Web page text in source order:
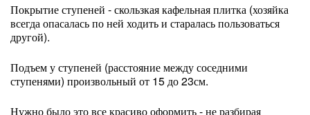
Покрытие ступеней - скользкая кафельная плитка (хозяйка
всегда опасалась по ней ходить и старалась пользоваться
другой).
Подъем у ступеней (расстояние между соседними
ступенями) произвольный от 15 до 23см.
Нужно было это все красиво оформить - не разбирая